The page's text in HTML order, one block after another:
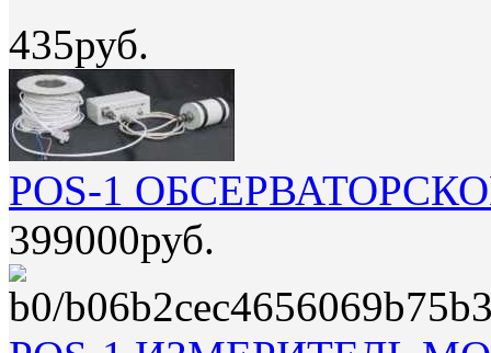
435руб.
POS-1
399000руб.